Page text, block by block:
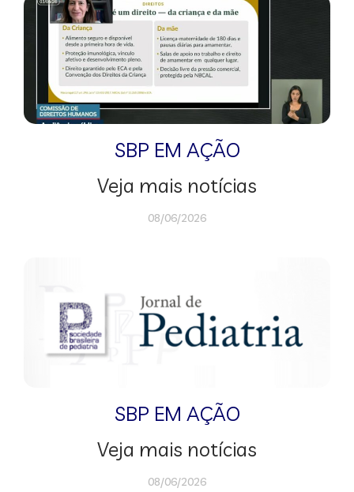
SBP EM AÇÃO
Veja mais notícias
08/06/2026
SBP EM AÇÃO
Veja mais notícias
08/06/2026